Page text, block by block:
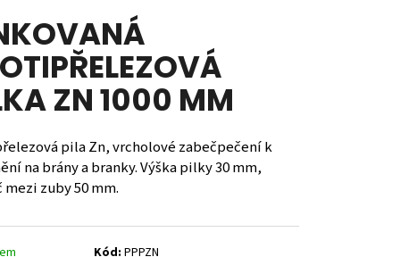
ZN 1000 MM
pila Zn, vrcholové zabečpečení k
na brány a branky. Výška pilky 30 mm,
zuby 50 mm.
Kód: PPPZN